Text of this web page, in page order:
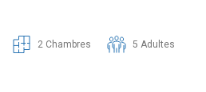
2 Chambres 5 Adultes